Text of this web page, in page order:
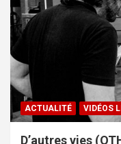
ACTUALITÉ VIDÉOS
D’autres vies